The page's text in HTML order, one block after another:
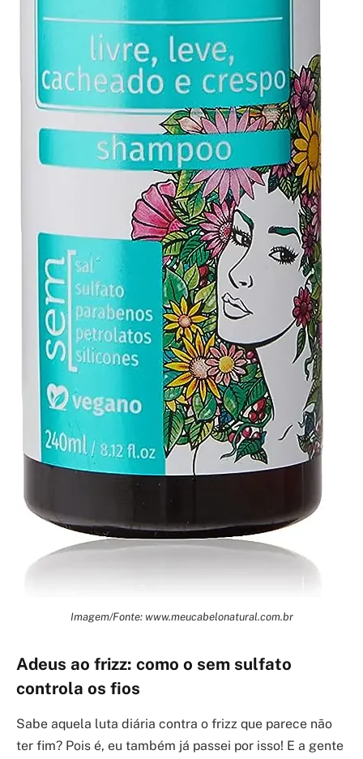
Imagem/Fonte: www.meucabelonatural.com.br
Adeus ao frizz: como o sem sulfato
controla os fios
Sabe aquela luta diária contra o frizz que parece não
ter fim? Pois é, eu também já passei por isso! E a gente